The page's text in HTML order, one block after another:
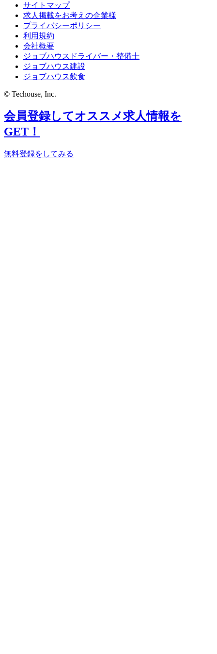
サイトマップ
求人掲載をお考えの企業様
プライバシーポリシー
利用規約
会社概要
ジョブハウスドライバー・整備士
ジョブハウス建設
ジョブハウス飲食
© Techouse, Inc.
会員登録してオススメ求人情報を
GET！
無料登録をしてみる